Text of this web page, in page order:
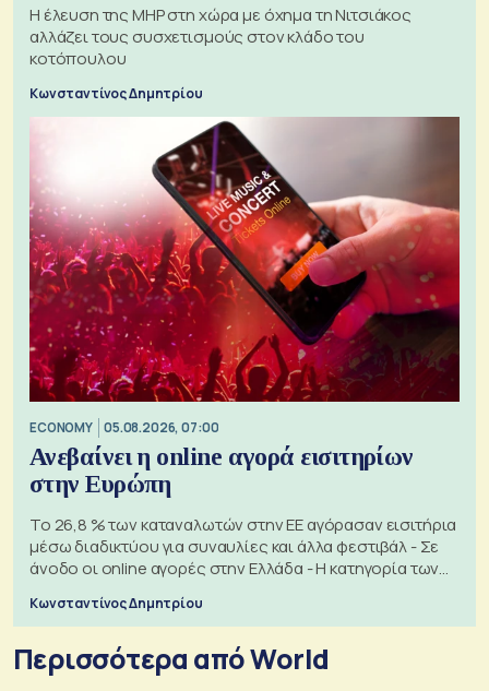
H έλευση της MHP στη χώρα με όχημα τη Νιτσιάκος
αλλάζει τους συσχετισμούς στον κλάδο του
κοτόπουλου
Κωνσταντίνος Δημητρίου
ECONOMY 05.08.2026, 07:00
Ανεβαίνει η online αγορά εισιτηρίων
στην Ευρώπη
Το 26,8 % των καταναλωτών στην ΕΕ αγόρασαν εισιτήρια
μέσω διαδικτύου για συναυλίες και άλλα φεστιβάλ - Σε
άνοδο οι online αγορές στην Ελλάδα - Η κατηγορία των
Κωνσταντίνος Δημητρίου
Περισσότερα από World